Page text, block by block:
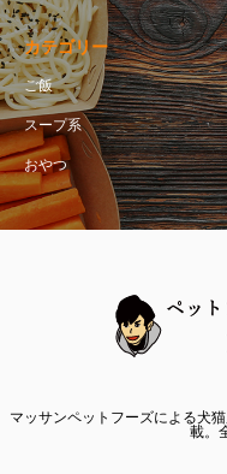
カテゴリー
ご飯
スープ系
おやつ
マッサンペットフーズによる犬
載。